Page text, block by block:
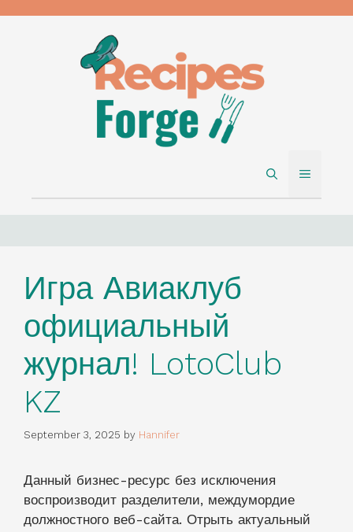
MENU
Игра Авиаклуб
официальный
журнал! LotoClub
KZ
September 3, 2025 by Hannifer
Данный бизнес-ресурс без исключения
воспроизводит разделители, междумордие
должностного веб-сайта. Отрыть актуальный